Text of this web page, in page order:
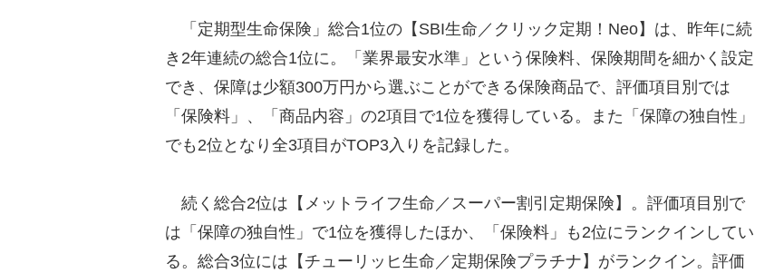
「定期型生命保険」総合1位の【SBI生命／クリック定期！Neo】は、昨年に続
き2年連続の総合1位に。「業界最安水準」という保険料、保険期間を細かく設定
でき、保障は少額300万円から選ぶことができる保険商品で、評価項目別では
「保険料」、「商品内容」の2項目で1位を獲得している。また「保障の独自性」
でも2位となり全3項目がTOP3入りを記録した。
続く総合2位は【メットライフ生命／スーパー割引定期保険】。評価項目別で
は「保障の独自性」で1位を獲得したほか、「保険料」も2位にランクインしてい
る。総合3位には【チューリッヒ生命／定期保険プラチナ】がランクイン。評価